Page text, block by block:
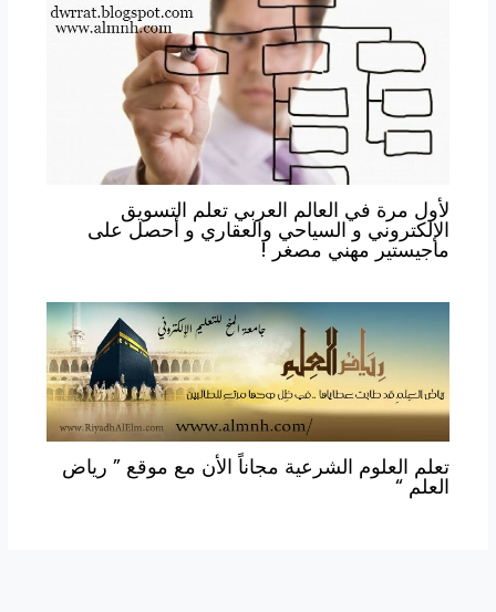
لأول مرة في العالم العربي تعلم التسويق
الإلكتروني و السياحي والعقاري و أحصل على
ماجيستير مهني مصغر !
تعلم العلوم الشرعية مجاناً الأن مع موقع ” رياض
العلم “